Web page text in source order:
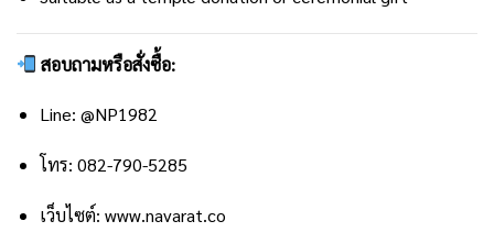
สอบถามหรือสั่งซื้อ:
Line: @NP1982
โทร: 082-790-5285
เว็บไซต์: www.navarat.co